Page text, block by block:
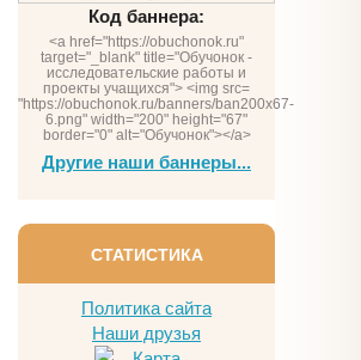
Код баннера:
<a href="https://obuchonok.ru"
target="_blank" title="Обучонок -
исследовательские работы и
проекты учащихся"> <img src=
"https://obuchonok.ru/banners/ban200x67-
6.png" width="200" height="67"
border="0" alt="Обучонок"></a>
Другие наши баннеры...
СТАТИСТИКА
Политика сайта
Наши друзья